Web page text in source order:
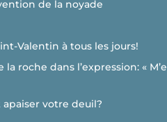
de la noyade
Valentin à tous les jours!
roche dans l’expression: «
votre deuil?